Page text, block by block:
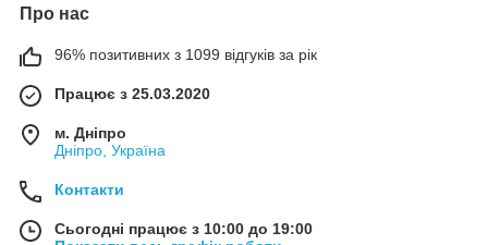
Про нас
96% позитивних з 1099 відгуків за рік
Працює з 25.03.2020
м. Дніпро
Дніпро, Україна
Контакти
Сьогодні працює з 10:00 до 19:00